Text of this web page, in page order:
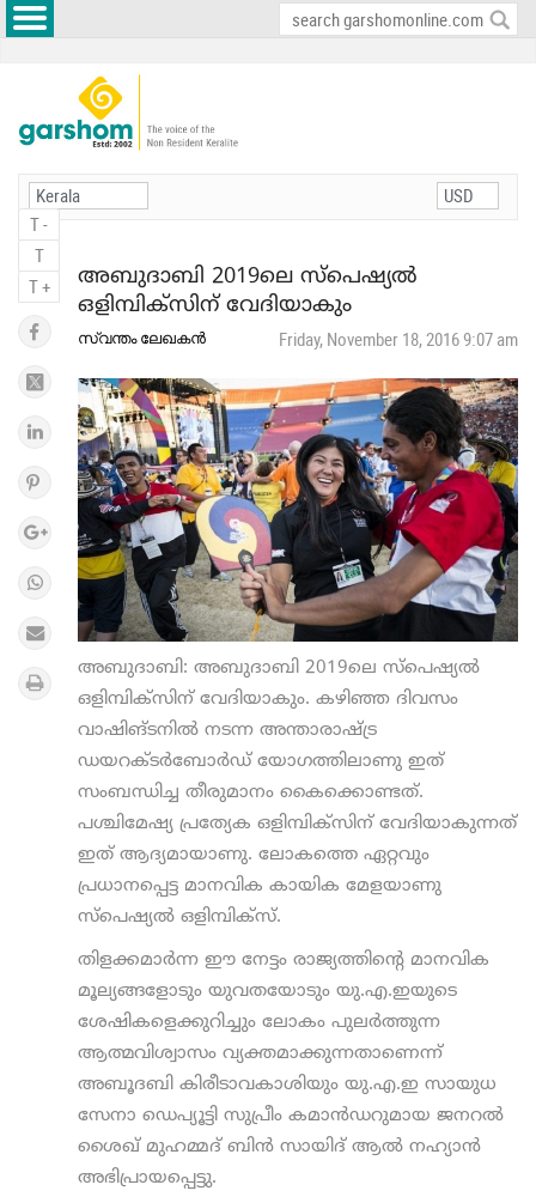
T -
T
T +
അബുദാബി 2019ലെ സ്പെഷ്യല്‍
ഒളിമ്പിക്സിന് വേദിയാകും
സ്വന്തം ലേഖകൻ Friday, November 18, 2016 9:07 am
അബുദാബി: അബുദാബി 2019ലെ സ്പെഷ്യല്‍
ഒളിമ്പിക്സിന് വേദിയാകും. കഴിഞ്ഞ ദിവസം
വാഷിങ്ടനില്‍ നടന്ന അന്താരാഷ്ട്ര
ഡയറക്ടര്‍ബോര്‍ഡ് യോഗത്തിലാണു ഇത്
സംബന്ധിച്ച തീരുമാനം കൈക്കൊണ്ടത്.
പശ്ചിമേഷ്യ പ്രത്യേക ഒളിമ്പിക്സിന് വേദിയാകുന്നത്
ഇത് ആദ്യമായാണു. ലോകത്തെ ഏറ്റവും
പ്രധാനപ്പെട്ട മാനവിക കായിക മേളയാണു
സ്പെഷ്യല്‍ ഒളിമ്പിക്സ്.
തിളക്കമാര്‍ന്ന ഈ നേട്ടം രാജ്യത്തിന്റെ മാനവിക
മൂല്യങ്ങളോടും യുവതയോടും യു.എ.ഇയുടെ
ശേഷികളെക്കുറിച്ചും ലോകം പുലര്‍ത്തുന്ന
ആത്മവിശ്വാസം വ്യക്തമാക്കുന്നതാണെന്ന്
അബൂദബി കിരീടാവകാശിയും യു.എ.ഇ സായുധ
സേനാ ഡെപ്യൂട്ടി സുപ്രീം കമാന്‍ഡറുമായ ജനറല്‍
ശൈഖ് മുഹമ്മദ് ബിന്‍ സായിദ് ആല്‍ നഹ്യാന്‍
അഭിപ്രായപ്പെട്ടു.